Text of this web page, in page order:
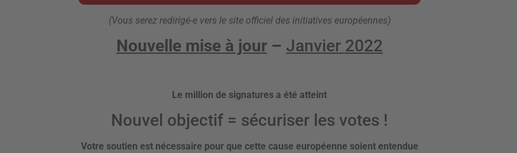
(Vous serez redirigé-e vers le site officiel des initiatives européennes)
Nouvelle mise à jour– Janvier 2022
Le million de signatures a été atteint
Nouvel objectif = sécuriser les votes !
Votre soutien est nécessaire pour que cette cause européenne soient entendue